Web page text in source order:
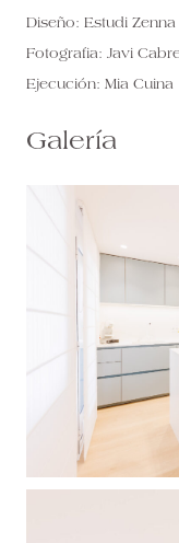
Diseño: Estudi Zenna
Fotografia: Javi
Ejecución: Mia Cuina
Galería